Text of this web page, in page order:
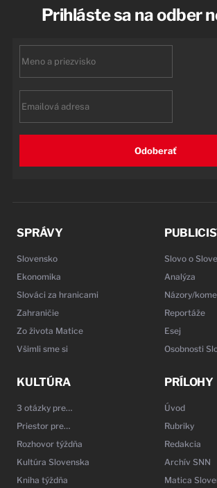
Prihláste sa na odber
Odoberať
SPRÁVY
Slovensko
Ekonomika
Slováci za hranicami
Zahraničie
Zo života Matice
Všimli sme si
Slovo o
Analýza
Názory/
Reportáže
Esej
Osobnosti
KULTÚRA
3 otázky pre…
Priestor pre…
Rozhovor týždňa
Kultúra Slovenska
Kniha týždňa
PRÍLOHY
Úvod
Rubriky
Redakcia
Archív SNN
Matica